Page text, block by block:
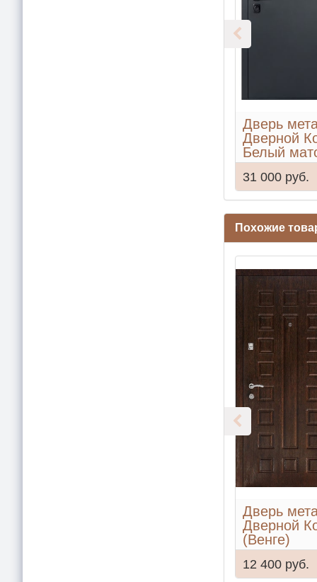
Дверь
Дверной
Белый
31 000 руб.
Похожие
Дверь
Дверной
(Венге)
12 400 руб.